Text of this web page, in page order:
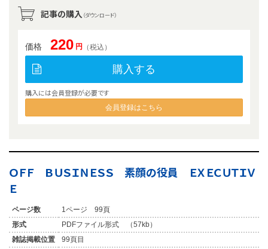
記事の購入 （ダウンロード）
価格 220 円 （税込）
購入する
購入には会員登録が必要です
会員登録はこちら
ＯＦＦ ＢＵＳＩＮＥＳＳ 素顔の役員 ＥＸＥＣＵＴＩＶ
Ｅ
ページ数
1ページ 99頁
形式
PDFファイル形式 （57kb）
雑誌掲載位置
99頁目